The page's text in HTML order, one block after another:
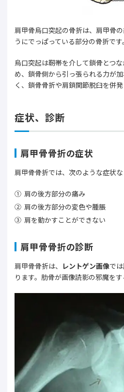
肩甲骨烏口突起の骨折は、肩甲骨
うにでっぱっている部分の骨折です。
烏口突起は靭帯を介して鎖骨とつ
め、鎖骨側から引っ張られる力が
く、鎖骨骨折や肩鎖関節脱臼を併発
症状、診断
肩甲骨骨折の症状
肩甲骨骨折では、次のような症状な
肩の後方部分の痛み
肩の後方部分の変色や腫脹
肩を動かすことができない
肩甲骨骨折の診断
肩甲骨骨折は、 レントゲン画像で
ります。肋骨が画像読影の邪魔をす